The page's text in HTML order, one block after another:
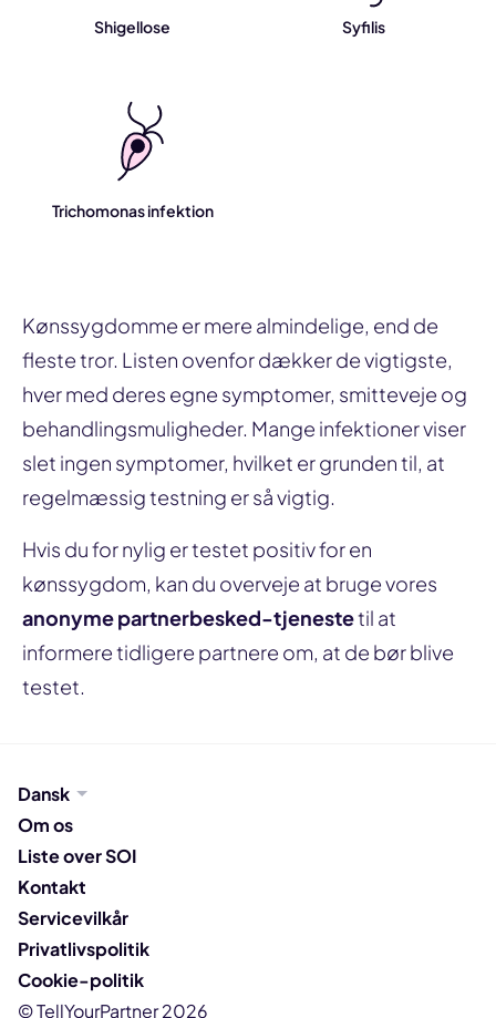
Shigellose Syfilis
Trichomonas infektion
Kønssygdomme er mere almindelige, end de
fleste tror. Listen ovenfor dækker de vigtigste,
hver med deres egne symptomer, smitteveje og
behandlingsmuligheder. Mange infektioner viser
slet ingen symptomer, hvilket er grunden til, at
regelmæssig testning er så vigtig.
Hvis du for nylig er testet positiv for en
kønssygdom, kan du overveje at bruge vores
anonyme partnerbesked-tjenestetil at
informere tidligere partnere om, at de bør blive
testet.
Dansk
Om os
Liste over SOI
Kontakt
Servicevilkår
Privatlivspolitik
Cookie-politik
© TellYourPartner 2026